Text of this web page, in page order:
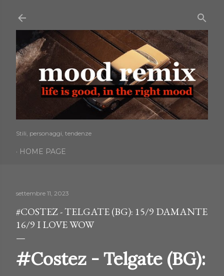
Stili, personaggi, tendenze
HOME PAGE
settembre 11, 2023
#COSTEZ - TELGATE (BG): 15/9 DAMANTE
16/9 I LOVE WOW
#Costez - Telgate (BG):